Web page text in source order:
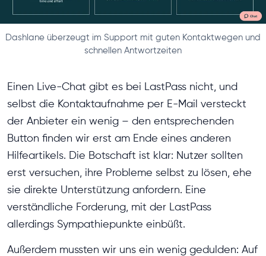
Dashlane überzeugt im Support mit guten Kontaktwegen und
schnellen Antwortzeiten
Einen Live-Chat gibt es bei LastPass nicht, und
selbst die Kontaktaufnahme per E-Mail versteckt
der Anbieter ein wenig – den entsprechenden
Button finden wir erst am Ende eines anderen
Hilfeartikels. Die Botschaft ist klar: Nutzer sollten
erst versuchen, ihre Probleme selbst zu lösen, ehe
sie direkte Unterstützung anfordern. Eine
verständliche Forderung, mit der LastPass
allerdings Sympathiepunkte einbüßt.
Außerdem mussten wir uns ein wenig gedulden: Auf